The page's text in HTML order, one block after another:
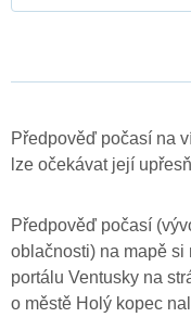
Předpověď počasí na
lze očekávat její
Předpověď počasí
oblačnosti) na mapě si
portálu Ventusky na
o městě Holý kopec